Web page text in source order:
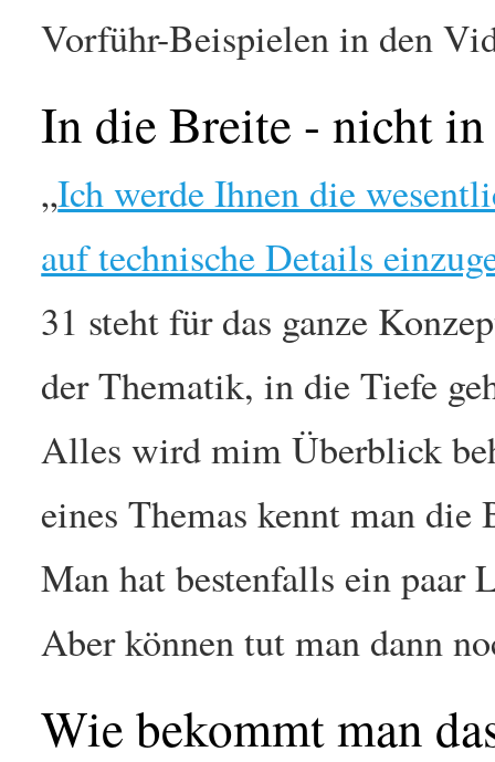
Vorführ-Beispielen in den
In die Breite - nicht
„Ich werde Ihnen die
auf technische Details
31 steht für das ganze
der Thematik, in die Tiefe
Alles wird mim Überblick
eines Themas kennt man
Man hat bestenfalls ein paar
Aber können tut man dann
Wie bekommt man